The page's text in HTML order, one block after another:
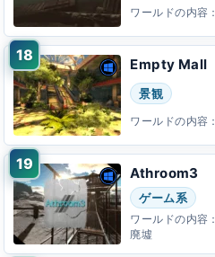
ワールドの内容：
Empty Mall
景観
ワールドの内容：
Athroom3
ゲーム系
ワールドの内容：
廃墟